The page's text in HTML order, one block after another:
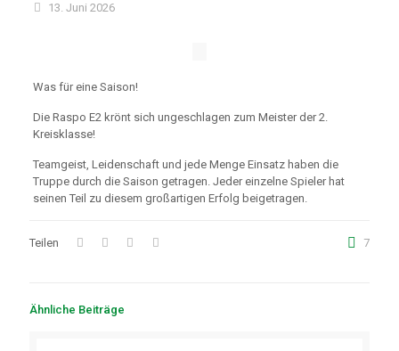
13. Juni 2026
Was für eine Saison!
Die Raspo E2 krönt sich ungeschlagen zum Meister der 2.
Kreisklasse!
Teamgeist, Leidenschaft und jede Menge Einsatz haben die
Truppe durch die Saison getragen. Jeder einzelne Spieler hat
seinen Teil zu diesem großartigen Erfolg beigetragen.
Teilen 7
Ähnliche Beiträge